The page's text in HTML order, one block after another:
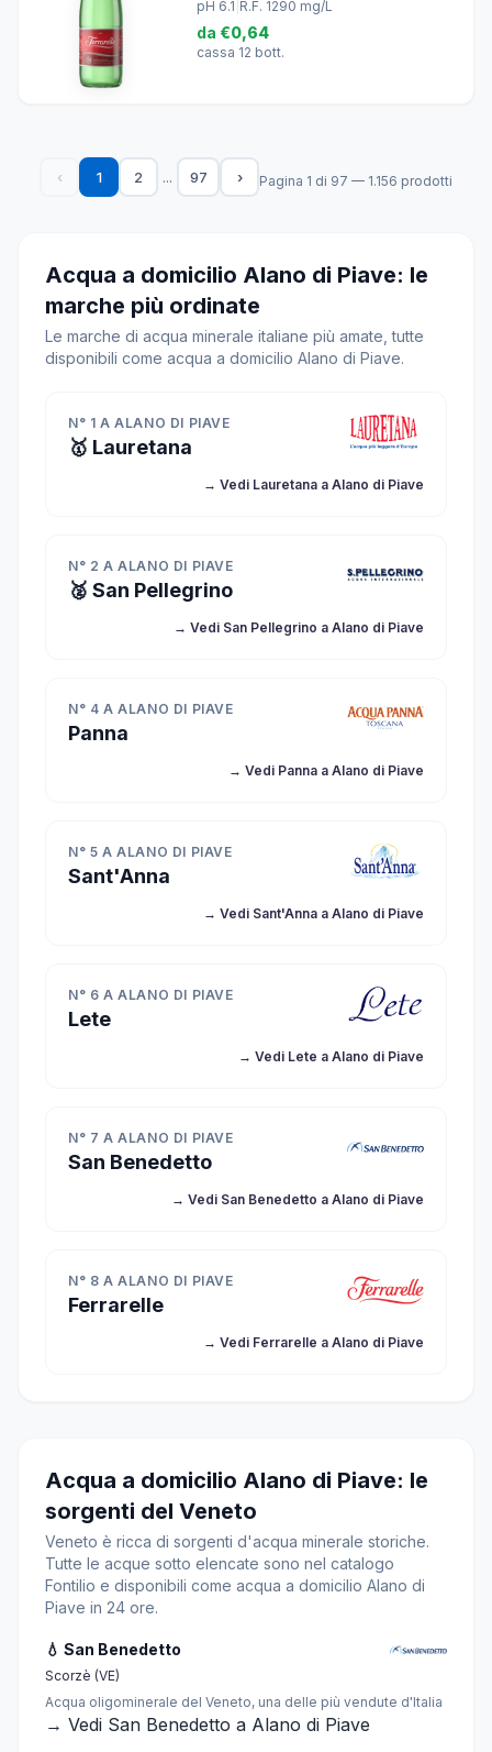
pH 6.1 R.F. 1290 mg/L
da €0,64
cassa 12 bott.
‹ 1 2 ... 97 › Pagina 1 di 97 — 1.156 prodotti
Acqua a domicilio Alano di Piave: le
marche più ordinate
Le marche di acqua minerale italiane più amate, tutte
disponibili come acqua a domicilio Alano di Piave.
N° 1 A ALANO DI PIAVE
🥇 Lauretana
→ Vedi Lauretana a Alano di Piave
N° 2 A ALANO DI PIAVE
🥈 San Pellegrino
→ Vedi San Pellegrino a Alano di Piave
N° 4 A ALANO DI PIAVE
Panna
→ Vedi Panna a Alano di Piave
N° 5 A ALANO DI PIAVE
Sant'Anna
→ Vedi Sant'Anna a Alano di Piave
N° 6 A ALANO DI PIAVE
Lete
→ Vedi Lete a Alano di Piave
N° 7 A ALANO DI PIAVE
San Benedetto
→ Vedi San Benedetto a Alano di Piave
N° 8 A ALANO DI PIAVE
Ferrarelle
→ Vedi Ferrarelle a Alano di Piave
Acqua a domicilio Alano di Piave: le
sorgenti del Veneto
Veneto è ricca di sorgenti d'acqua minerale storiche.
Tutte le acque sotto elencate sono nel catalogo
Fontilio e disponibili come acqua a domicilio Alano di
Piave in 24 ore.
💧 San Benedetto
Scorzè (VE)
Acqua oligominerale del Veneto, una delle più vendute d'Italia
→ Vedi San Benedetto a Alano di Piave